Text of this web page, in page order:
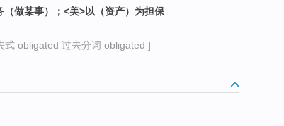
做某事）；<美>以（资产）为担保
式 obligated 过去分词 obligated ]